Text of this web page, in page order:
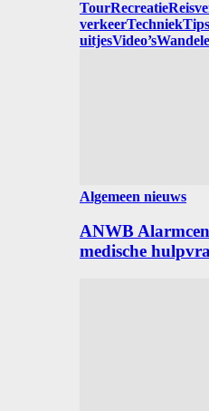
TourRecreatie
verkeerTechniek
uitjesVideo’s
Algemeen nieuws
ANWB
medische